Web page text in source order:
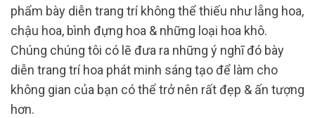
phẩm bày diễn trang trí không thể thiếu như lẵng hoa,
chậu hoa, bình đựng hoa & những loại hoa khô.
Chúng chúng tôi có lẽ đưa ra những ý nghĩ đó bày
diễn trang trí hoa phát minh sáng tạo để làm cho
không gian của bạn có thể trở nên rất đẹp & ấn tượng
hơn.